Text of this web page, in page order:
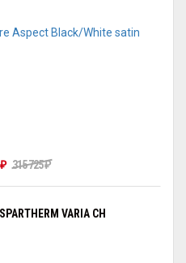
₽ 315 725₽
VARIA CH